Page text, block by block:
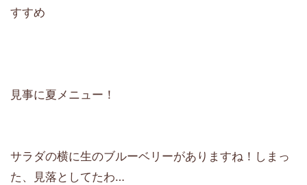
すすめ
見事に夏メニュー！
サラダの横に生のブルーベリーがありますね！しまっ
た、見落としてたわ…